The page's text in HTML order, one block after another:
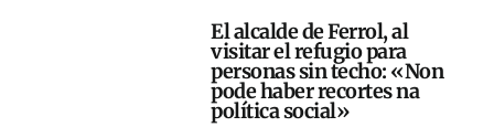
El alcalde de Ferrol, al
visitar el refugio para
personas sin techo: «Non
pode haber recortes na
política social»